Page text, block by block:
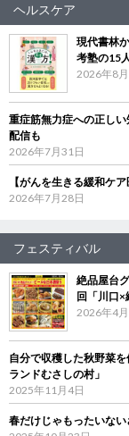
ヘルスケア
現代書林
考塾の15
2026年8
重症筋無力症への正し
配信も
2026年7月31日
【がんを生きる緩和ケ
2026年7月28日
フェスティバル
絶品屋台
回「川口
2026年4
自分で収穫した秋野菜
ランドむさしの村」
2025年11月4日
春だけじゃもったいな